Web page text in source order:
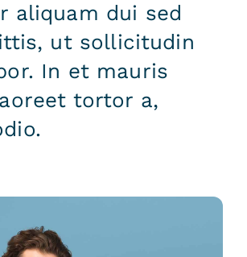
aliquam dui sed
ut sollicitudin
In et mauris
tortor a,